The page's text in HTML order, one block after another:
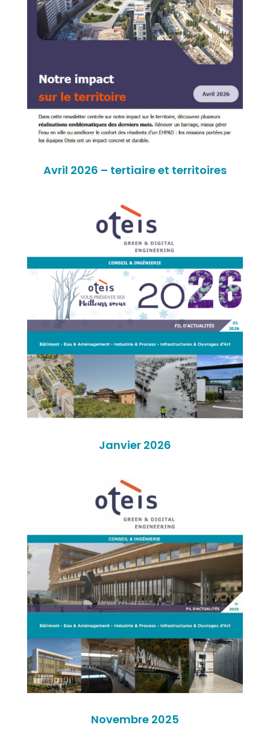
Avril 2026 – tertiaire et territoires
Janvier 2026
Novembre 2025